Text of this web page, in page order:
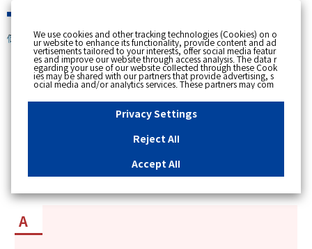
個人のお客さま
[ トップへ戻る ]
カテゴリー表示
更新日時 : 2026/01/06 18:27
「ガス機器スペシャルサポート」は、東京ガスグ
ループ以外で購入したガス機器も修理保証の対象
となるか知りたい。
We use cookies and other tracking technologies (Cookies) on o
ur website to enhance its functionality, provide content and ad
vertisements tailored to your interests, offer social media featur
es and improve our website through access analysis. The data r
egarding your use of our website collected through these Cook
ies may be shared with our partners that provide advertising, s
ocial media and/or analytics services. These partners may com
bine the data shared by us with other data that you have provi
ded to them or that they have collected from your use of their s
ervices or other websites to analyse and optimise advertisemen
ts delivered to you by businesses other than us on the internet.
essary Cookies, please click "Reject All". If you agree to the use
of all Cookies, please click "Accept All". To select your preferen
u can change your consent or rejection settings at any time by c
"Privacy Settings"button on this banner or through y
our browser's "Settings". For more information regarding the pr
site, please refer to the link below.Cookies DetailsPrivacy Polic
y
Privacy Settings
Reject All
Accept All